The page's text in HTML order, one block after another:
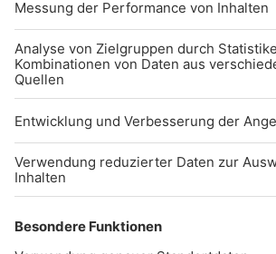
NTAKTIEREN SIE UNS GERNE.
Studio-Hotline
(089) 38 38 38 38
info@radiogong.de
Impressum